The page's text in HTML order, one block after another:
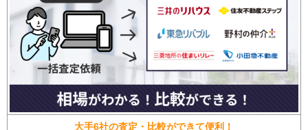
大手6社の査定・比較ができて便利！